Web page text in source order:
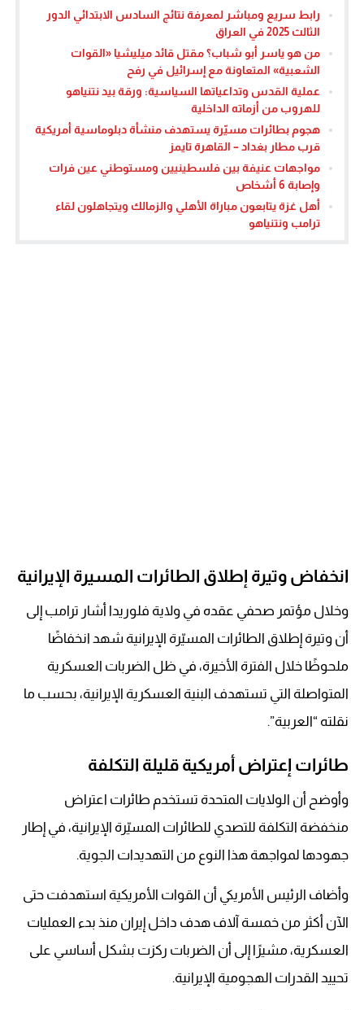
رابط سريع ومباشر لمعرفة نتائج السادس الابتدائي الدور
الثالث 2025 في العراق
من هو ياسر أبو شباب؟ مقتل قائد ميليشيا «القوات
الشعبية» المتعاونة مع إسرائيل في رفح
عملية القدس وتداعياتها السياسية: ورقة بيد نتنياهو
للهروب من أزماته الداخلية
هجوم بطائرات مسيّرة يستهدف منشأة دبلوماسية أمريكية
قرب مطار بغداد – القاهرة تايمز
مواجهات عنيفة بين فلسطينيين ومستوطني عين فرات
وإصابة 6 أشخاص
أهل غزة يتابعون مباراة الأهلي والزمالك ويتجاهلون لقاء
ترامب ونتنياهو
انخفاض وتيرة إطلاق الطائرات المسيرة الإيرانية
وخلال مؤتمر صحفي عقده في ولاية فلوريدا أشار ترامب إلى
أن وتيرة إطلاق الطائرات المسيّرة الإيرانية شهد انخفاضًا
ملحوظًا خلال الفترة الأخيرة، في ظل الضربات العسكرية
المتواصلة التي تستهدف البنية العسكرية الإيرانية، بحسب ما
نقلته “العربية”.
طائرات إعتراض أمريكية قليلة التكلفة
وأوضح أن الولايات المتحدة تستخدم طائرات اعتراض
منخفضة التكلفة للتصدي للطائرات المسيّرة الإيرانية، في إطار
جهودها لمواجهة هذا النوع من التهديدات الجوية.
وأضاف الرئيس الأمريكي أن القوات الأمريكية استهدفت حتى
الآن أكثر من خمسة آلاف هدف داخل إيران منذ بدء العمليات
العسكرية، مشيرًا إلى أن الضربات ركزت بشكل أساسي على
تحييد القدرات الهجومية الإيرانية.